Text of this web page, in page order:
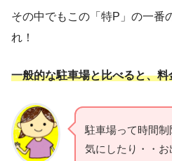
その中でもこの「特P」の一番
れ！
一般的な駐車場と比べると、料
駐車場って時間
気にしたり・・